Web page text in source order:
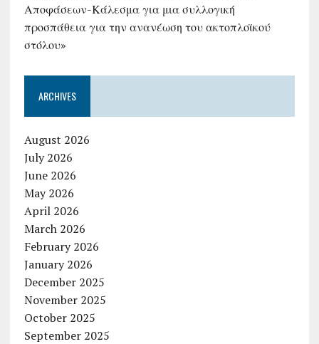
Αποφάσεων-Κάλεσμα για μια συλλογική
προσπάθεια για την ανανέωση του ακτοπλοϊκού
στόλου»
ARCHIVES
August 2026
July 2026
June 2026
May 2026
April 2026
March 2026
February 2026
January 2026
December 2025
November 2025
October 2025
September 2025